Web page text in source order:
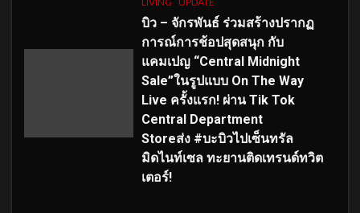
บิว – จักรพันธ์ ร่วมสร้างปรากฏ
การณ์การช้อปสุดสนุก กับ
แคมเปญ “Central Midnight
Sale”ในรูปแบบ On The Way
Live ครั้งแรก! ผ่าน Tik Tok
Central Department
Storeส่ง #บะบิวไปเซ็นทรัล
มิดไนท์เซล ทะยานติดเทรนด์ทวิต
เตอร์!